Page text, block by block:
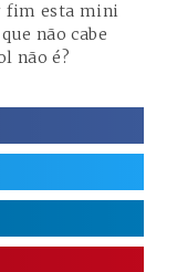
fim esta mini
não cabe
não é?